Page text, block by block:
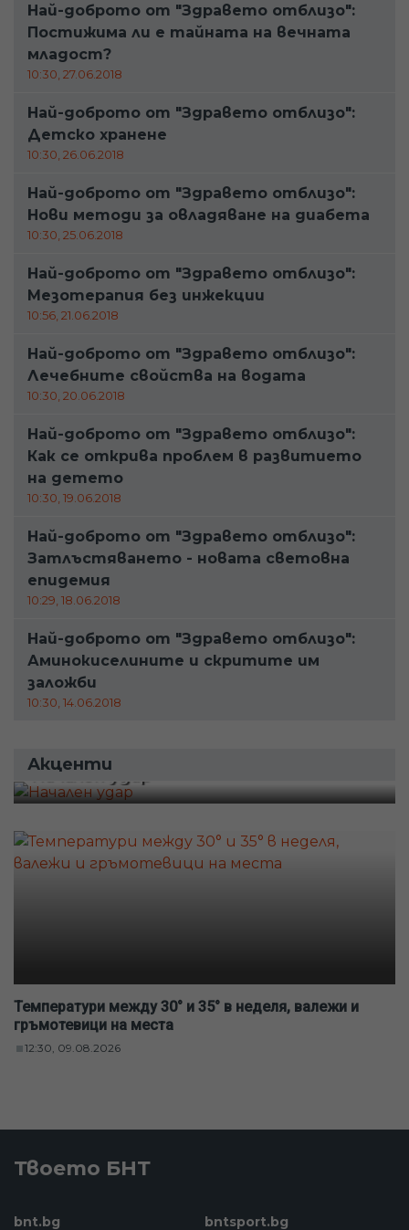
Най-доброто от "Здравето отблизо":
Постижима ли е тайната на вечната
младост?
10:30, 27.06.2018
Най-доброто от "Здравето отблизо":
Детско хранене
10:30, 26.06.2018
Най-доброто от "Здравето отблизо":
Нови методи за овладяване на диабета
10:30, 25.06.2018
Най-доброто от "Здравето отблизо":
Мезотерапия без инжекции
10:56, 21.06.2018
Най-доброто от "Здравето отблизо":
Лечебните свойства на водата
10:30, 20.06.2018
Най-доброто от "Здравето отблизо":
Как се открива проблем в развитието
на детето
10:30, 19.06.2018
Най-доброто от "Здравето отблизо":
Затлъстяването - новата световна
епидемия
10:29, 18.06.2018
Най-доброто от "Здравето отблизо":
Аминокиселините и скритите им
заложби
10:30, 14.06.2018
Акценти
Начален удар
Температури между 30° и 35° в неделя, валежи и
гръмотевици на места
12:30, 09.08.2026
Твоето БНТ
bnt.bg
bntsport.bg